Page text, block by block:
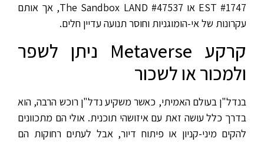
EST #1747 או The Sandbox LAND #47537, אך אותם
עקרונות של אי-הומוגניות וחוסר תנועה עדיין חלים.
קרקע Metaverse ניתן לשפר
ולמכור או לשכור
בנדל"ן בעולם האמיתי, כאשר משקיע נדל"ן רוכש הרבה, הוא
בדרך כלל עושה זאת עם איזושהי תוכנית. אולי הם מתכוונים
להקים מיני-קניון או פיתוח דיור, אבל לעתים רחוקות הם